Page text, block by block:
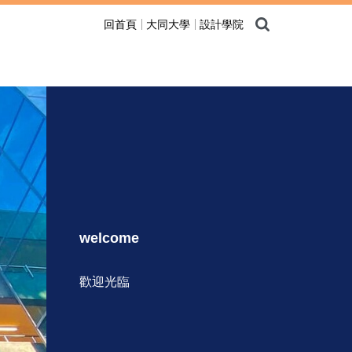
回首頁 大同大學 設計學院
welcome
歡迎光臨